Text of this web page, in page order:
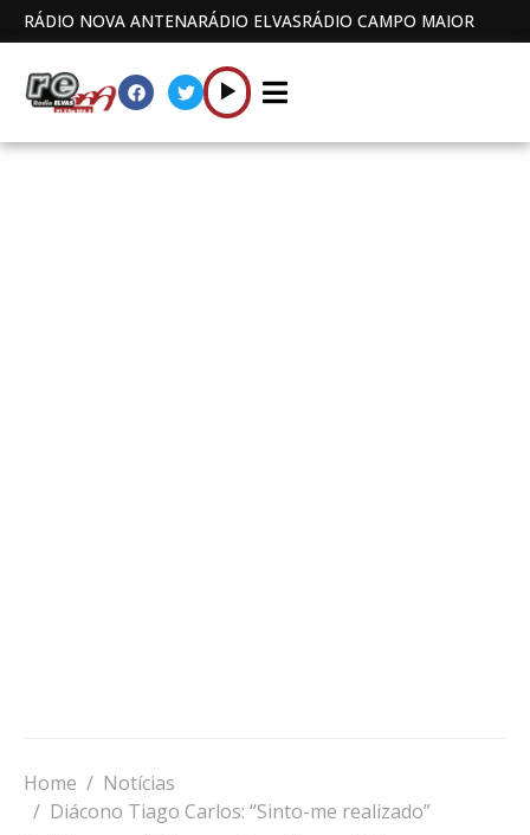
RÁDIO NOVA ANTENARÁDIO ELVASRÁDIO CAMPO MAIOR
Home
Notícias
Diácono Tiago Carlos: “Sinto-me realizado”